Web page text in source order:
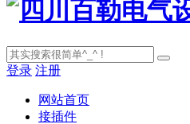
登录 注册
网站首页
接插件